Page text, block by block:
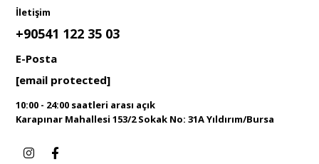
İletişim
+90541 122 35 03
E-Posta
[email protected]
10:00 - 24:00 saatleri arası açık
Karapınar Mahallesi 153/2 Sokak No: 31A Yıldırım/Bursa